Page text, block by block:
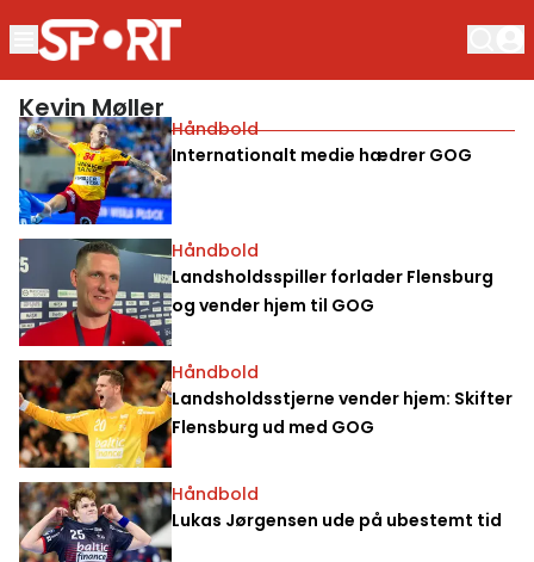
Kevin Møller
Håndbold
Internationalt medie hædrer GOG
Håndbold
Landsholdsspiller forlader Flensburg
og vender hjem til GOG
Håndbold
Landsholdsstjerne vender hjem: Skifter
Flensburg ud med GOG
Håndbold
Lukas Jørgensen ude på ubestemt tid